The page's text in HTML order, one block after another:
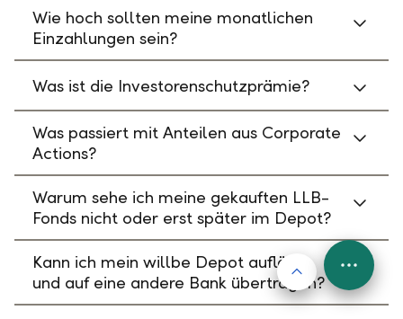
Wie hoch sollten meine monatlichen
Einzahlungen sein?
Was ist die Investorenschutzprämie?
Was passiert mit Anteilen aus Corporate
Actions?
Warum sehe ich meine gekauften LLB-
Fonds nicht oder erst später im Depot?
Kann ich mein willbe Depot auflösen
und auf eine andere Bank übertragen?
Nach oben
FAB
Menu